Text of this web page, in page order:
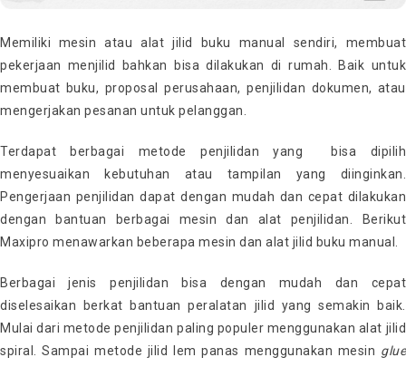
Memiliki mesin atau alat jilid buku manual sendiri, membuat
pekerjaan menjilid bahkan bisa dilakukan di rumah. Baik untuk
membuat buku, proposal perusahaan, penjilidan dokumen, atau
mengerjakan pesanan untuk pelanggan.
Terdapat berbagai metode penjilidan yang bisa dipilih
menyesuaikan kebutuhan atau tampilan yang diinginkan.
Pengerjaan penjilidan dapat dengan mudah dan cepat dilakukan
dengan bantuan berbagai mesin dan alat penjilidan. Berikut
Maxipro menawarkan beberapa mesin dan alat jilid buku manual.
Berbagai jenis penjilidan bisa dengan mudah dan cepat
diselesaikan berkat bantuan peralatan jilid yang semakin baik.
Mulai dari metode penjilidan paling populer menggunakan alat jilid
spiral. Sampai metode jilid lem panas menggunakan mesin glue